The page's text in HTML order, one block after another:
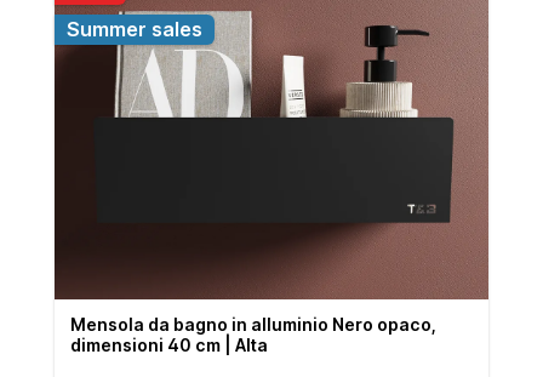
Summer sales
Mensola da bagno in alluminio Nero opaco,
dimensioni 40 cm | Alta